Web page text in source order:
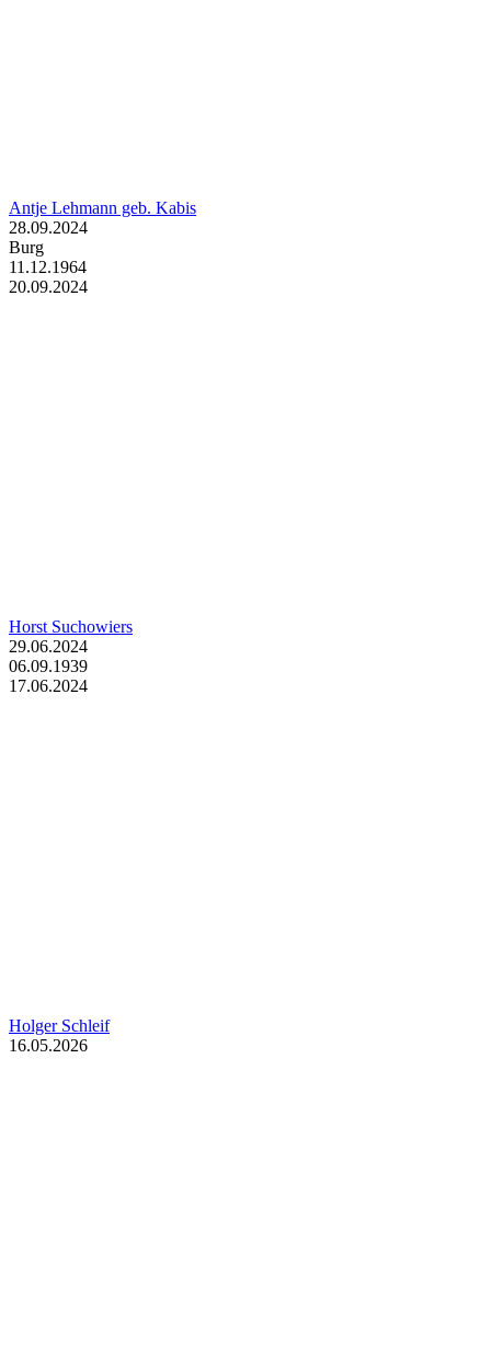
Antje Lehmann geb. Kabis
28.09.2024
Burg
11.12.1964
20.09.2024
Horst Suchowiers
29.06.2024
06.09.1939
17.06.2024
Holger Schleif
16.05.2026